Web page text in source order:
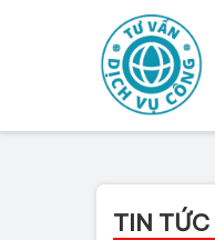
TIN TỨC